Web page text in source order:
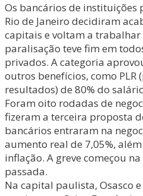
Os bancários de instituições
Rio de Janeiro decidiram
capitais e voltam a trabalhar
paralisação teve fim em
privados. A categoria
outros benefícios, como PLR
resultados) de 80% do
Foram oito rodadas de
fizeram a terceira proposta
bancários entraram na
aumento real de 7,05%,
inflação. A greve começou
passada.
Na capital paulista, Osasco